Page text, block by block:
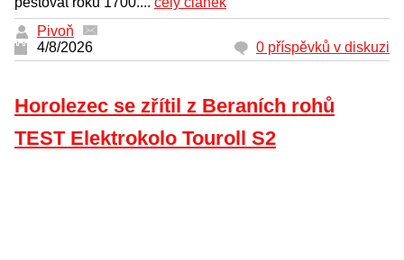
Pivoň
4/8/2026
0 příspěvků v diskuzi
Horolezec se zřítil z Beraních rohů
TEST Elektrokolo Touroll S2